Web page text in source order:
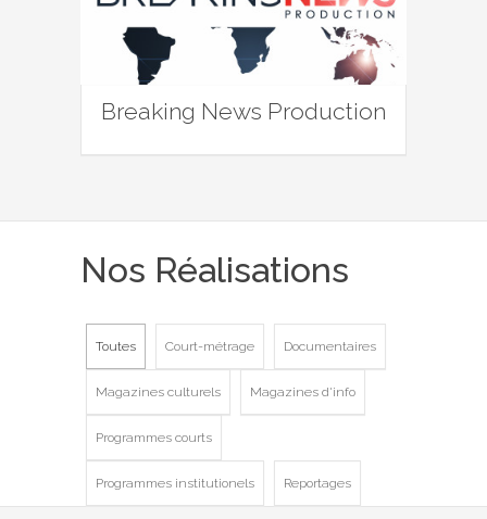
Breaking News Production
Nos Réalisations
Toutes Court-métrage Documentaires
Magazines culturels Magazines d'info
Programmes courts
Programmes institutionels Reportages